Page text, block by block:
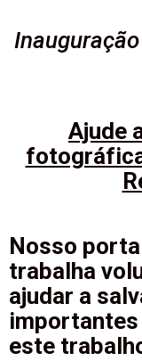
Ajude
Nosso
trabalha
ajudar a
importantes
este